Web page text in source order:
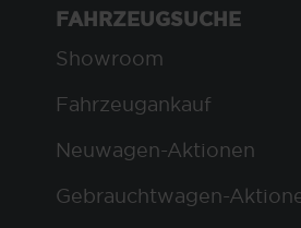
FAHRZEUGSUCHE
Showroom
Fahrzeugankauf
Neuwagen-Aktionen
Gebrauchtwagen-